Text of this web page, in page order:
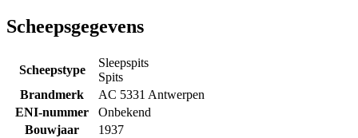
Scheepsgegevens
Scheepstype
Sleepspits
Spits
Brandmerk
AC 5331 Antwerpen
ENI-nummer
Onbekend
Bouwjaar
1937